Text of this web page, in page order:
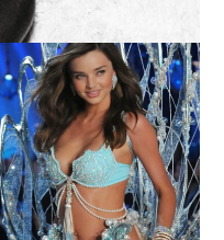
LA ALTURA DE LAS
MODELOS MAS ALTAS